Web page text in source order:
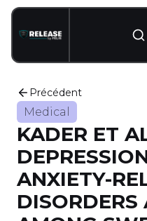
Précédent
Medical
KADER ET
ANXIETY-